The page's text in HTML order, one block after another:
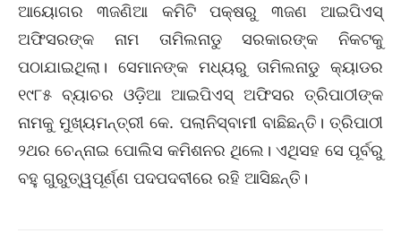
ଆୟୋଗର ୩ଜଣିଆ କମିଟି ପକ୍ଷରୁ ୩ଜଣ ଆଇପିଏସ୍‌
ଅଫିସରଙ୍କ ନାମ ତାମିଲନାଡୁ ସରକାରଙ୍କ ନିକଟକୁ
ପଠାଯାଇଥିଲା। ସେମାନଙ୍କ ମଧ୍ୟରୁ ତାମିଲନାଡୁ କ୍ୟାଡର
୧୯୮୫ ବ୍ୟାଚର ଓଡ଼ିଆ ଆଇପିଏସ୍‌ ଅଫିସର ତ୍ରିପାଠୀଙ୍କ
ନାମକୁ ମୁଖ୍ୟମନ୍ତ୍ରୀ କେ. ପଲାନିସ୍ବାମୀ ବାଛିଛନ୍ତି। ତ୍ରିପାଠୀ
୨ଥର ଚେନ୍ନାଇ ପୋଲିସ କମିଶନର ଥିଲେ। ଏଥିସହ ସେ ପୂର୍ବରୁ
ବହୁ ଗୁରୁତ୍ୱପୂର୍ଣ୍ଣ ପଦପଦବୀରେ ରହି ଆସିଛନ୍ତି।